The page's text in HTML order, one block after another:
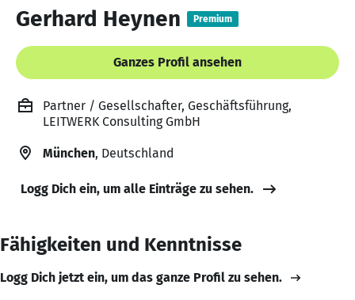
Gerhard Heynen Premium
Ganzes Profil ansehen
Partner / Gesellschafter, Geschäftsführung,
LEITWERK Consulting GmbH
München, Deutschland
Logg Dich ein, um alle Einträge zu sehen.
Fähigkeiten und Kenntnisse
Logg Dich jetzt ein, um das ganze Profil zu sehen.